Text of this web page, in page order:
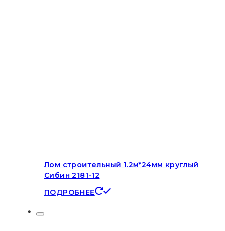
Лом строительный 1.2м*24мм круглый
Сибин 2181-12
ПОДРОБНЕЕ